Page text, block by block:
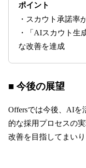
ポイント
・スカウト承諾率
・「AIスカウト生
な改善を達成
■ 今後の展望
Offersでは今後、AIを
的な採用プロセスの
改善を目指してまいり